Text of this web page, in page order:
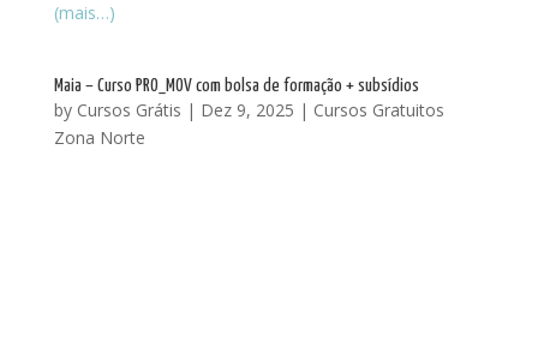
(mais…)
Maia – Curso PRO_MOV com bolsa de formação + subsídios
by Cursos Grátis | Dez 9, 2025 | Cursos Gratuitos
Zona Norte